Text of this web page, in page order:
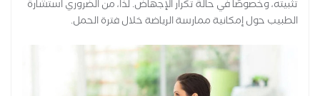
تثبيته، وخصوصًا في حالة تكرار الإجهاض. لذا، من الضروري استشارة
الطبيب حول إمكانية ممارسة الرياضة خلال فترة الحمل.